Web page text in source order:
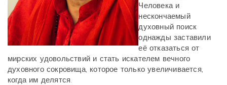
Человека и
нескончаемый
духовный поиск
однажды заставили
её отказаться от
мирских удовольствий и стать искателем вечного
духовного сокровища, которое только увеличивается,
когда им делятся.